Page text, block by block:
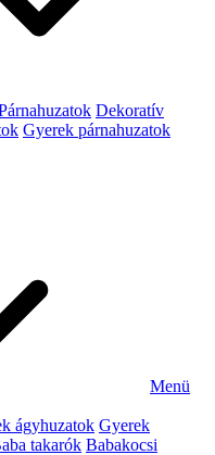
Dekoratív
Gyerek párnahuzatok
Menü
ágyhuzatok Gyerek
takarók Babakocsi